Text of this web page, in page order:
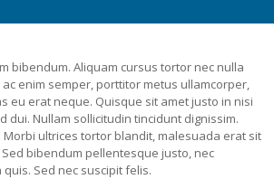
bibendum. Aliquam cursus tortor nec nulla
ac enim semper, porttitor metus ullamcorper,
eu erat neque. Quisque sit amet justo in nisi
dui. Nullam sollicitudin tincidunt dignissim.
ultrices tortor blandit, malesuada erat sit
bibendum pellentesque justo, nec
Sed nec suscipit felis.